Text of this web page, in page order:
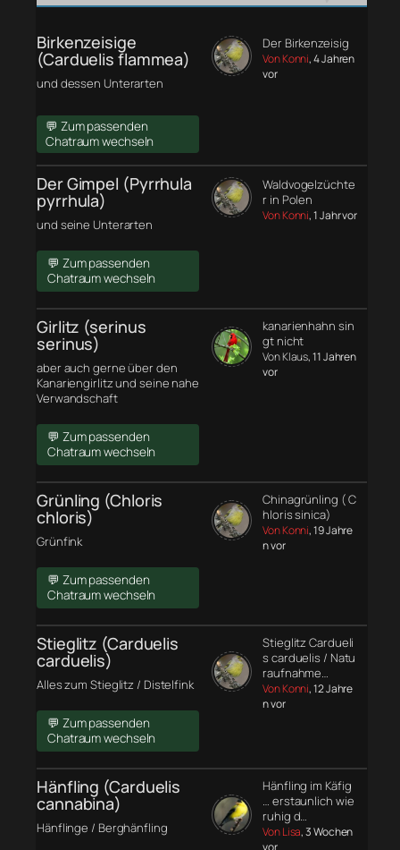
Birkenzeisige
(Carduelis flammea)
und dessen Unterarten
💬 Zum passenden
Chatraum wechseln
Der Birkenzeisig
Von Konni, 4 Jahren
vor
Der Gimpel (Pyrrhula
pyrrhula)
und seine Unterarten
💬 Zum passenden
Chatraum wechseln
Waldvogelzüchte
r in Polen
Von Konni, 1 Jahr vor
Girlitz (serinus
serinus)
aber auch gerne über den
Kanariengirlitz und seine nahe
Verwandschaft
💬 Zum passenden
Chatraum wechseln
kanarienhahn sin
gt nicht
Von Klaus, 11 Jahren
vor
Grünling (Chloris
chloris)
Grünfink
💬 Zum passenden
Chatraum wechseln
Chinagrünling ( C
hloris sinica)
Von Konni, 19 Jahre
n vor
Stieglitz (Carduelis
carduelis)
Alles zum Stieglitz / Distelfink
💬 Zum passenden
Chatraum wechseln
Stieglitz Cardueli
s carduelis / Natu
raufnahme…
Von Konni, 12 Jahre
n vor
Hänfling (Carduelis
cannabina)
Hänflinge / Berghänfling
Hänfling im Käfig
… erstaunlich wie
ruhig d…
Von Lisa, 3 Wochen